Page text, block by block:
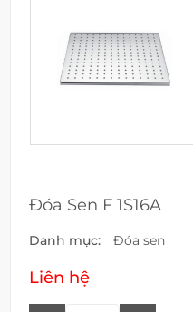
Đóa Sen F 1S16A
Danh mục: Đóa sen
Liên hệ